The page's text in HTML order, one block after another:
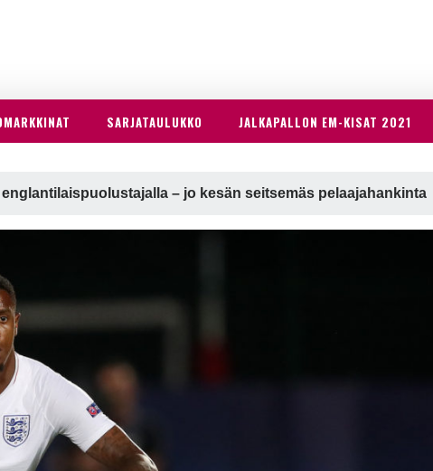
SARJATAULUKKO JALKAPALLON EM-KISAT 2021
– jo kesän seitsemäs pelaajahankinta